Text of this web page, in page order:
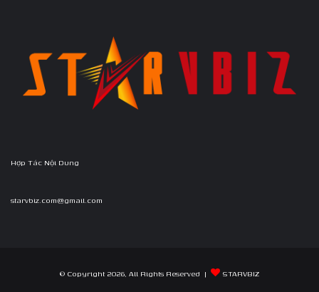
Hợp Tác Nội Dung
starvbiz.com@gmail.com
© Copyright 2026, All Rights Reserved | STARVBIZ